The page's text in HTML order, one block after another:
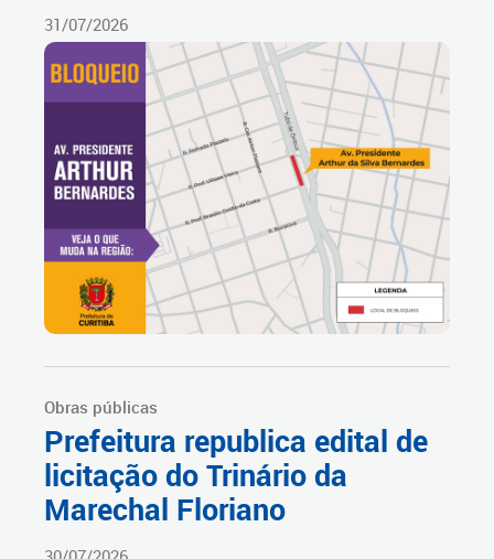
31/07/2026
Obras públicas
Prefeitura republica edital de
licitação do Trinário da
Marechal Floriano